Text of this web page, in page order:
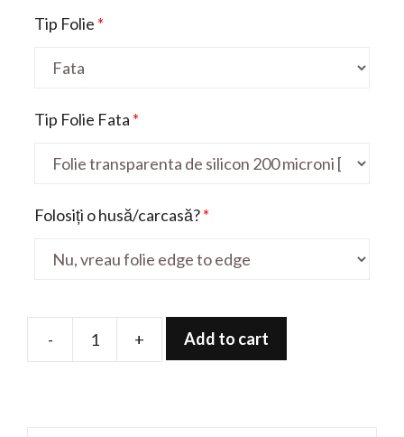
Tip Folie *
Tip Folie Fata *
Folosiți o husă/carcasă?*
-
Folie
+ Add to cart